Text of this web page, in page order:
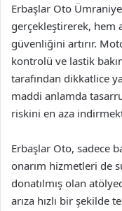
Erbaşlar Oto
gerçekleştirerek, hem
güvenliğini artırır.
kontrolü ve lastik
tarafından dikkatlice
maddi anlamda
riskini en aza
Erbaşlar Oto, sadece
onarım hizmetleri de
donatılmış olan
arıza hızlı bir şekilde